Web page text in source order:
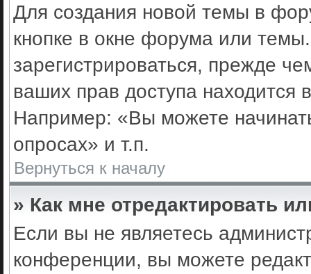
Для создания новой темы в
кнопке в окне форума или
зарегистрироваться, прежде
ваших прав доступа
Например: «Вы можете
опросах» и т.п.
Вернуться к началу
» Как мне отредактировать
Если вы не являетесь
конференции, вы можете